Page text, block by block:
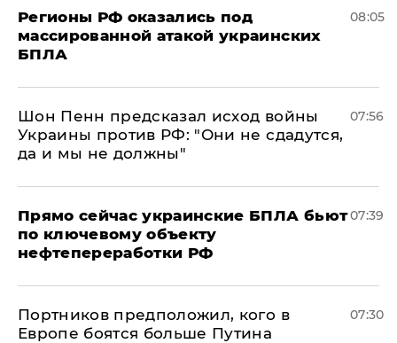
Регионы РФ оказались под
массированной атакой украинских
БПЛА
08:05
Шон Пенн предсказал исход войны
Украины против РФ: "Они не сдадутся,
да и мы не должны"
07:56
Прямо сейчас украинские БПЛА бьют
по ключевому объекту
нефтепереработки РФ
07:39
Портников предположил, кого в
Европе боятся больше Путина
07:30